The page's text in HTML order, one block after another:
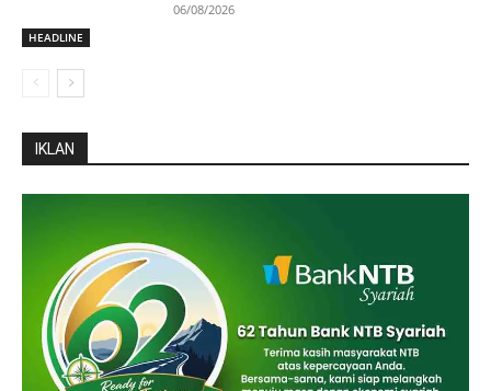
HEADLINE
06/08/2026
IKLAN